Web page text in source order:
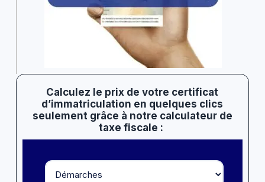
Calculez le prix de votre certificat
d’immatriculation en quelques clics
seulement grâce à notre calculateur de
taxe fiscale :